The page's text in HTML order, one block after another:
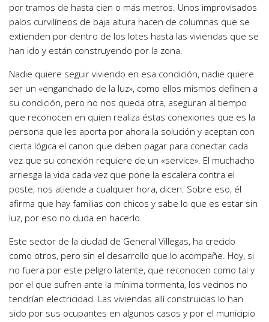
por tramos de hasta cien o más metros. Unos improvisados
palos curvilíneos de baja altura hacen de columnas que se
extienden por dentro de los lotes hasta las viviendas que se
han ido y están construyendo por la zona.
Nadie quiere seguir viviendo en esa condición, nadie quiere
ser un «enganchado de la luz», como ellos mismos definen a
su condición, pero no nos queda otra, aseguran al tiempo
que reconocen en quien realiza éstas conexiones que es la
persona que les aporta por ahora la solución y aceptan con
cierta lógica el canon que deben pagar para conectar cada
vez que su conexión requiere de un «service». El muchacho
arriesga la vida cada vez que pone la escalera contra el
poste, nos atiende a cualquier hora, dicen. Sobre eso, él
afirma que hay familias con chicos y sabe lo que es estar sin
luz, por eso no duda en hacerlo.
Este sector de la ciudad de General Villegas, ha crecido
como otros, pero sin el desarrollo que lo acompañe. Hoy, si
no fuera por este peligro latente, que reconocen como tal y
por el que sufren ante la mínima tormenta, los vecinos no
tendrían electricidad. Las viviendas allí construidas lo han
sido por sus ocupantes en algunos casos y por el municipio